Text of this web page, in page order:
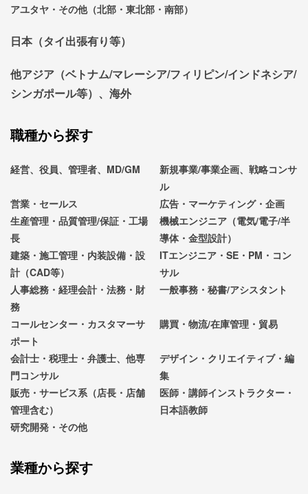
アユタヤ・その他（北部・東北部・南部）
日本（タイ出張有り等）
他アジア（ベトナム/マレーシア/フィリピン/インドネシア/
シンガポール等）、海外
職種から探す
経営、役員、管理者、MD/GM
新規事業/事業企画、戦略コンサ
ル
営業・セールス
広告・マーケティング・企画
生産管理・品質管理/保証・工場
長
機械エンジニア（電気/電子/半
導体・金型設計）
建築・施工管理・内装設備・設
計（CAD等）
ITエンジニア・SE・PM・コン
サル
人事総務・経理会計・法務・財
務
一般事務・秘書/アシスタント
コールセンター・カスタマーサ
ポート
購買・物流/在庫管理・貿易
会計士・税理士・弁護士、他専
門コンサル
デザイン・クリエイティブ・編
集
販売・サービス系（店長・店舗
管理含む）
医師・講師インストラクター・
日本語教師
研究開発・その他
業種から探す